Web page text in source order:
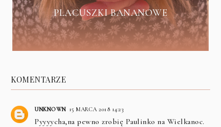
PLACUSZKI BANANOWE
KOMENTARZE
UNKNOWN 15 MARCA 2018 14:23
Pyyyycha,na pewno zrobię Paulinko na Wielkanoc.